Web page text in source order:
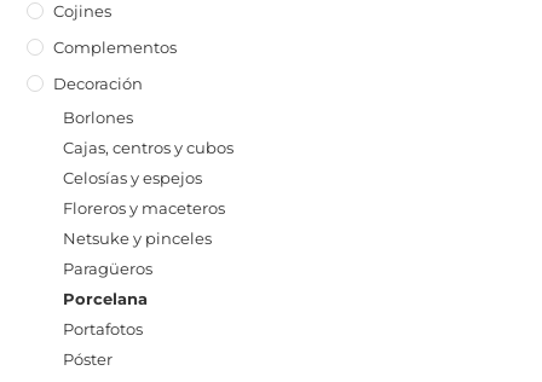
Cojines
Complementos
Decoración
Borlones
Cajas, centros y cubos
Celosías y espejos
Floreros y maceteros
Netsuke y pinceles
Paragüeros
Porcelana
Portafotos
Póster